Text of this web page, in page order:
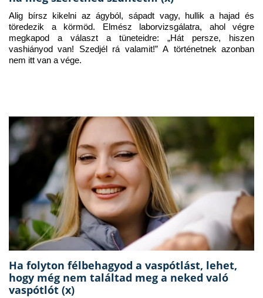
Alig bírsz kikelni az ágyból, sápadt vagy, hullik a hajad és
töredezik a körmöd. Elmész laborvizsgálatra, ahol végre
megkapod a választ a tüneteidre: „Hát persze, hiszen
vashiányod van! Szedjél rá valamit!” A történetnek azonban
nem itt van a vége.
Ha folyton félbehagyod a vaspótlást, lehet,
hogy még nem találtad meg a neked való
vaspótlót (x)